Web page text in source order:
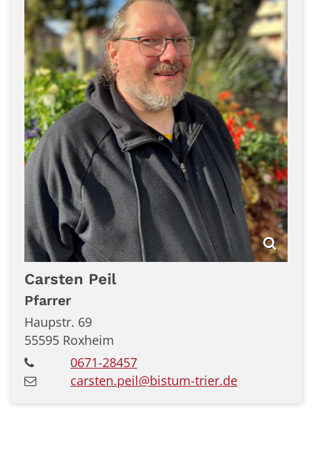
Carsten Peil
Pfarrer
Haupstr. 69
55595 Roxheim
0671-28457
carsten.peil@bistum-trier.de